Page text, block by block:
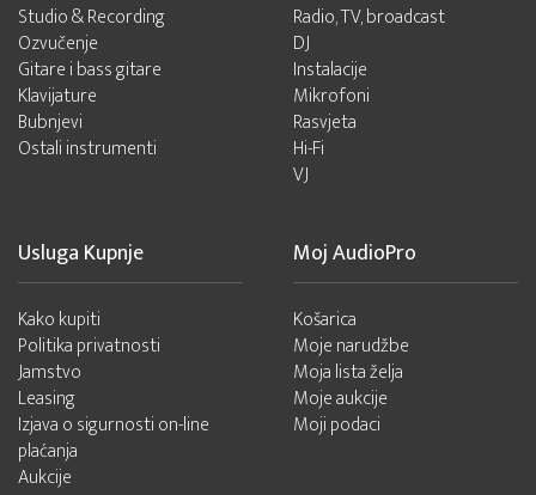
Studio & Recording
Ozvučenje
Gitare i bass gitare
Klavijature
Bubnjevi
Ostali instrumenti
Radio, TV, broadcast
DJ
Instalacije
Mikrofoni
Rasvjeta
Hi-Fi
VJ
Usluga Kupnje
Kako kupiti
Politika privatnosti
Jamstvo
Leasing
Izjava o sigurnosti on-line
plaćanja
Aukcije
Moj AudioPro
Košarica
Moje narudžbe
Moja lista želja
Moje aukcije
Moji podaci